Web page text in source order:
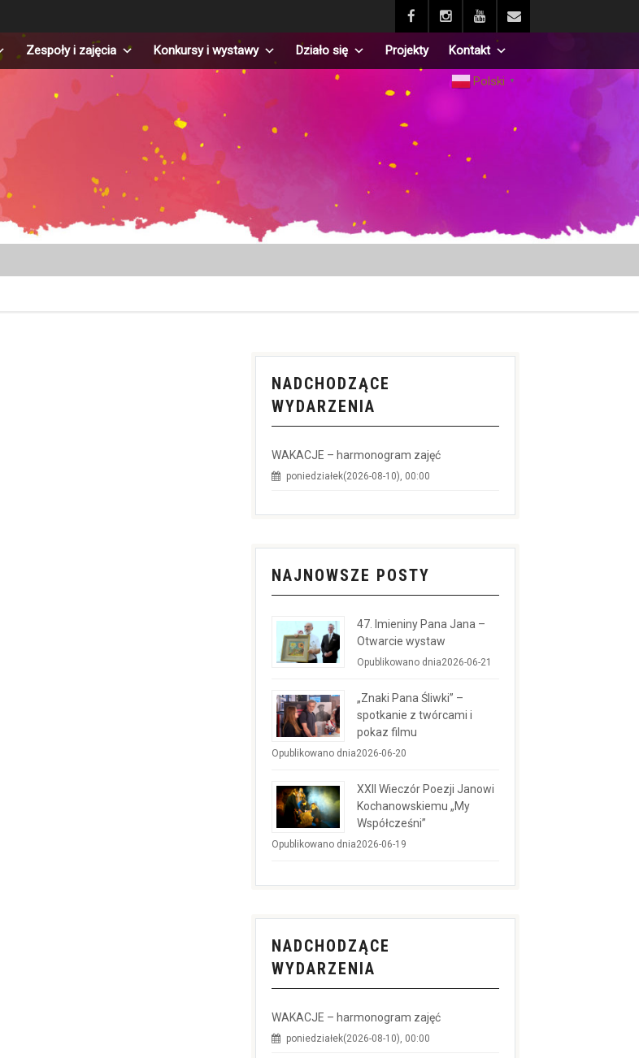
Zespoły i zajęcia Konkursy i wystawy Działo się Projekty Kontakt
Polski ▼
NADCHODZĄCE
WYDARZENIA
WAKACJE – harmonogram zajęć
poniedziałek(2026-08-10), 00:00
NAJNOWSZE POSTY
47. Imieniny Pana Jana –
Otwarcie wystaw
Opublikowano dnia2026-06-21
„Znaki Pana Śliwki” –
spotkanie z twórcami i
pokaz filmu
Opublikowano dnia2026-06-20
XXII Wieczór Poezji Janowi
Kochanowskiemu „My
Współcześni”
Opublikowano dnia2026-06-19
NADCHODZĄCE
WYDARZENIA
WAKACJE – harmonogram zajęć
poniedziałek(2026-08-10), 00:00